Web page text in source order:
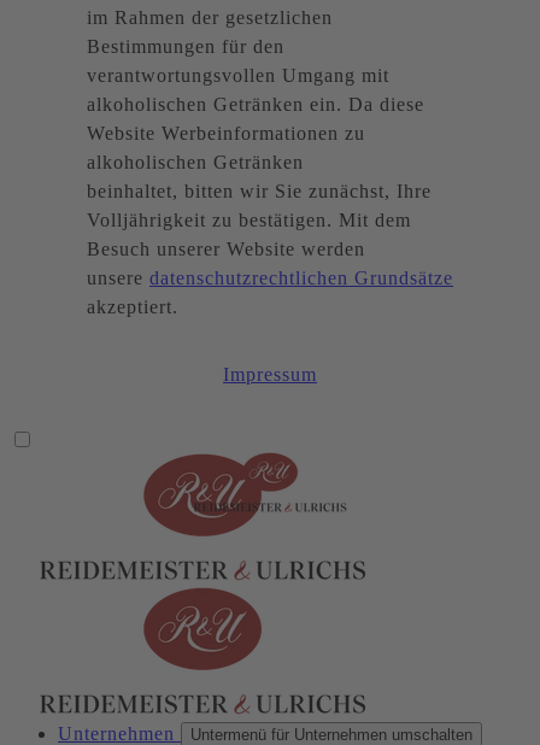
im Rahmen der gesetzlichen
Bestimmungen für den
verantwortungsvollen Umgang mit
alkoholischen Getränken ein. Da diese
Website Werbeinformationen zu
alkoholischen Getränken
beinhaltet, bitten wir Sie zunächst, Ihre
Volljährigkeit zu bestätigen. Mit dem
Besuch unserer Website werden
unsere datenschutzrechtlichen Grundsätze
akzeptiert.
Impressum
Unternehmen Untermenü für Unternehmen umschalten